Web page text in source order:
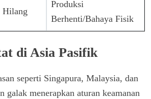
Hilang
Produksi
Berhenti/Bahaya Fisik
di Asia Pasifik
seperti Singapura, Malaysia, dan
menerapkan aturan keamanan